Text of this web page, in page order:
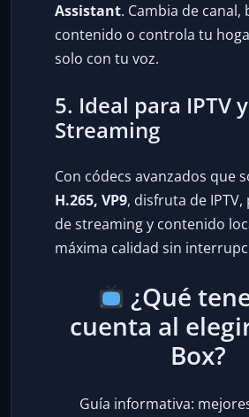
Assistant. Cambia de canal,
contenido o controla tu
solo con tu voz.
5. Ideal para IPTV y
Streaming
Con códecs avanzados que
H.265, VP9, disfruta de
de streaming y contenido
máxima calidad sin
¿Qué
cuenta al
Box?
Guía informativa: